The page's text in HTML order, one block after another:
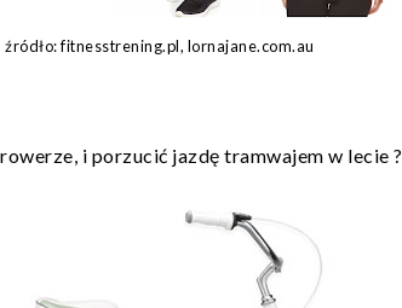
źródło: fitnesstrening.pl, lornajane.com.au
i porzucić jazdę tramwajem w lecie ?